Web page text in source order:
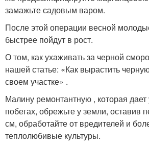
замажьте садовым варом.
После этой операции весной
быстрее пойдут в рост.
О том, как ухаживать за черной
нашей статье: «Как вырастить
своем участке» .
Малину ремонтантную , которая
побегах, обрежьте у земли, оставив
см, обработайте от вредителей и
теплолюбивые культуры.